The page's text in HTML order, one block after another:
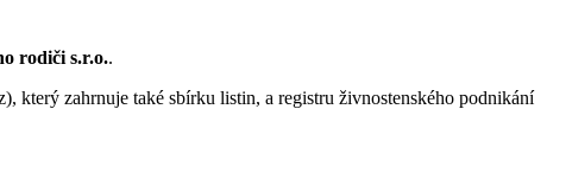
rodiči s.r.o..
který zahrnuje také sbírku listin, a registru živnostenského podnikání